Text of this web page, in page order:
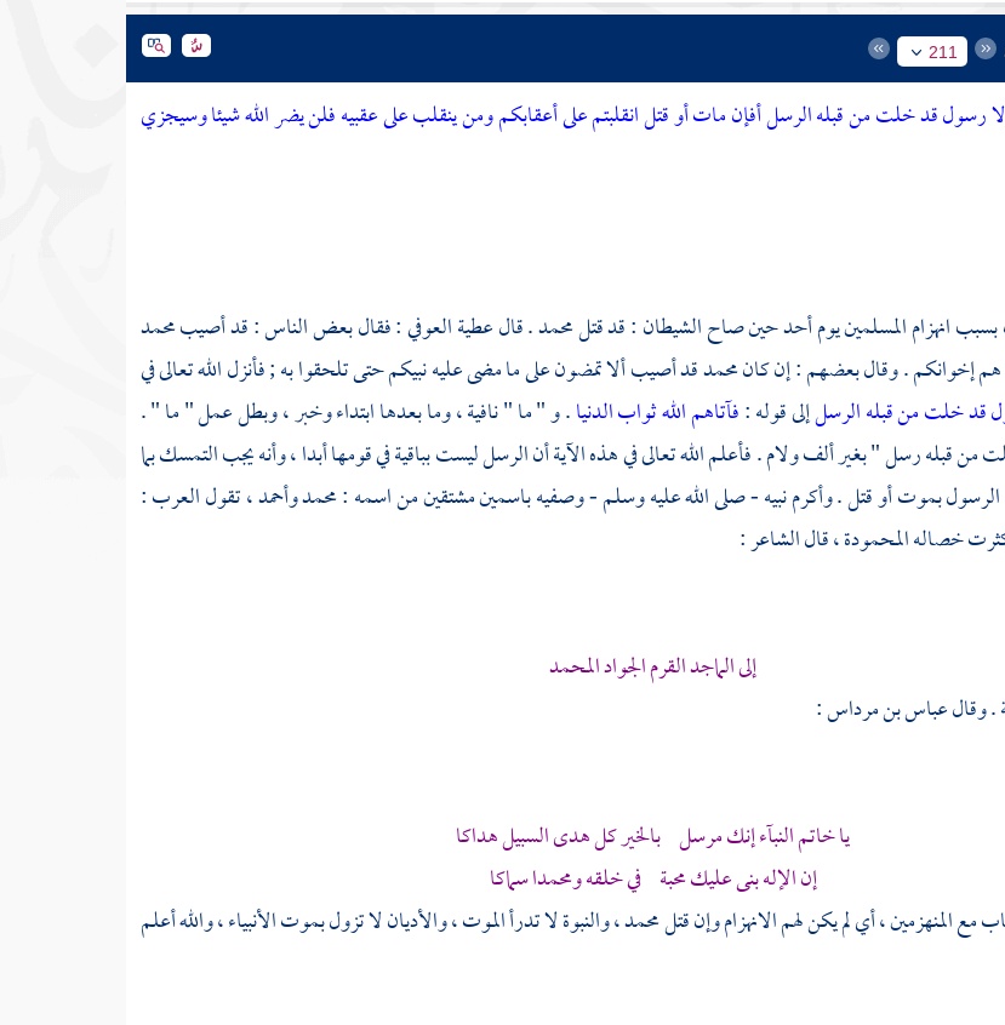
211
رسول قد خلت من قبله الرسل أفإن مات أو قتل انقلبتم على أعقابكم ومن ينقلب على عقبيه فلن يضر الله شيئا وسيجزي
انهزام المسلمين يومأحدحين صاح الشيطان : قد قتلمحمد. قالعطية العوفي: فقال بعض الناس : قد أصيبمحمد
هم إخوانكم . وقال بعضهم : إن كانمحمدقد أصيب ألا تمضون على ما مضى عليه نبيكم حتى تلحقوا به ; فأنزل الله تعالى في
قد خلت من قبله الرسلإلى قوله :فآتاهم الله ثواب الدنيا. و " ما " نافية ، وما بعدها ابتداء وخبر ، وبطل عمل " ما " .
قبله رسل " بغير ألف ولام . فأعلم الله تعالى في هذه الآية أن الرسل ليست بباقية في قومها أبدا ، وأنه يجب التمسك بما
بموت أو قتل . وأكرم نبيه - صلى الله عليه وسلم - وصفيه باسمين مشتقين من اسمه :محمدوأحمد، تقول العرب :
خصاله المحمودة ، قال الشاعر :
إلى الماجد القرم الجواد المحمد
. وقالعباس بن مرداس:
يا خاتم النبآء إنك مرسل بالخير كل هدى السبيل هداكا
إن الإله بنى عليك محبة في خلقهومحمداسماكا
مع المنهزمين ، أي لم يكن لهم الانهزام وإن قتلمحمد، والنبوة لا تدرأ الموت ، والأديان لا تزول بموت الأنبياء ، والله أعلم